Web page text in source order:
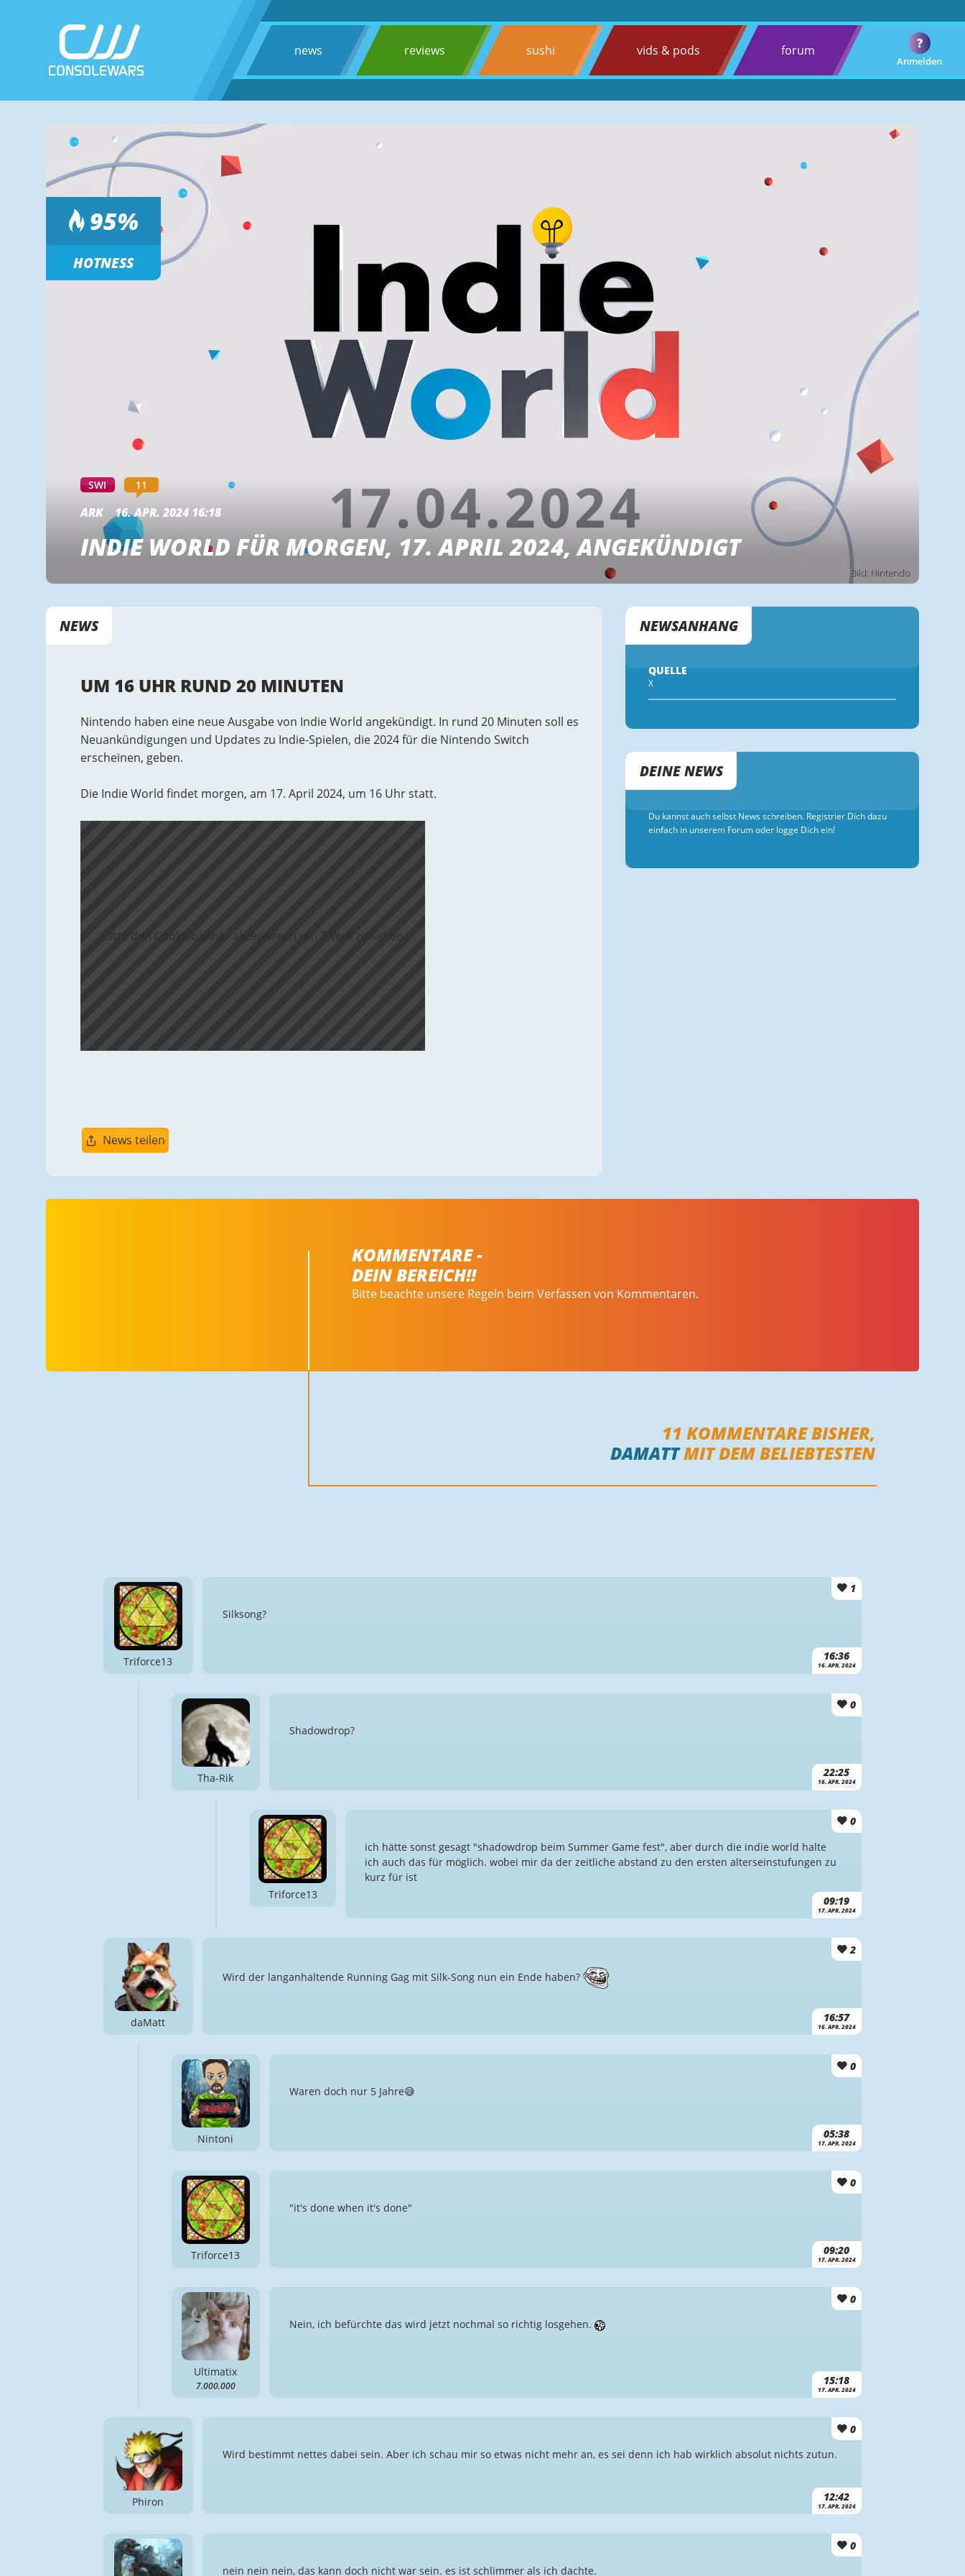
news reviews sushi vids & pods forum
Anmelden
?
Bild: Nintendo
95%
HOTNESS
SWI 11
ARK 16. APR. 2024 16:18
INDIE WORLD FÜR MORGEN, 17. APRIL 2024, ANGEKÜNDIGT
NEWS
UM 16 UHR RUND 20 MINUTEN
Nintendo haben eine neue Ausgabe von Indie World angekündigt. In rund 20 Minuten soll es
Neuankündigungen und Updates zu Indie-Spielen, die 2024 für die Nintendo Switch
erscheinen, geben.
Die Indie World findet morgen, am 17. April 2024, um 16 Uhr statt.
Bitte den Cookiebanner akzeptieren um Tweet zu sehen
News teilen
NEWSANHANG
QUELLE
X
DEINE NEWS
Du kannst auch selbst News schreiben. Registrier Dich dazu
einfach in unserem Forum oder logge Dich ein!
KOMMENTARE -
DEIN BEREICH!!
Bitte beachte unsere Regeln beim Verfassen von Kommentaren.
11 KOMMENTARE BISHER,
DAMATTMIT DEM BELIEBTESTEN
Triforce13
1
16:36
16. APR. 2024
Silksong?
Tha-Rik
0
22:25
16. APR. 2024
Shadowdrop?
Triforce13
0
09:19
17. APR. 2024
ich hätte sonst gesagt "shadowdrop beim Summer Game fest", aber durch die indie world halte
ich auch das für möglich. wobei mir da der zeitliche abstand zu den ersten alterseinstufungen zu
kurz für ist
daMatt
2
16:57
16. APR. 2024
Wird der langanhaltende Running Gag mit Silk-Song nun ein Ende haben?
Nintoni
0
05:38
17. APR. 2024
Waren doch nur 5 Jahre😅
Triforce13
0
09:20
17. APR. 2024
"it's done when it's done"
Ultimatix
7.000.000
0
15:18
17. APR. 2024
Nein, ich befürchte das wird jetzt nochmal so richtig losgehen.
Phiron
0
12:42
17. APR. 2024
Wird bestimmt nettes dabei sein. Aber ich schau mir so etwas nicht mehr an, es sei denn ich hab wirklich absolut nichts zutun.
0
nein nein nein, das kann doch nicht war sein. es ist schlimmer als ich dachte.